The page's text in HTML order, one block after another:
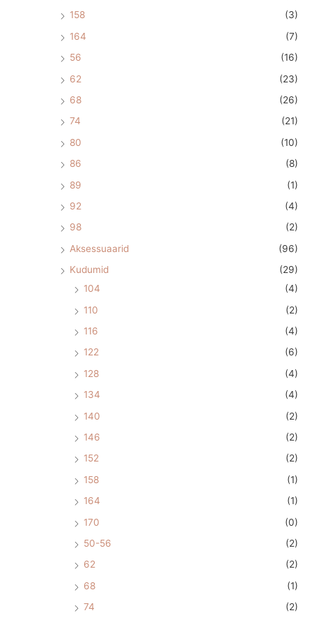
158
(3)
164
(7)
56
(16)
62
(23)
68
(26)
74
(21)
80
(10)
86
(8)
89
(1)
92
(4)
98
(2)
Aksessuaarid
(96)
Kudumid
(29)
104
(4)
110
(2)
116
(4)
122
(6)
128
(4)
134
(4)
140
(2)
146
(2)
152
(2)
158
(1)
164
(1)
170
(0)
50-56
(2)
62
(2)
68
(1)
74
(2)